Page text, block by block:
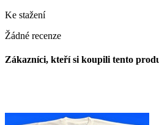
Ke stažení
Žádné recenze
Zákazníci, kteří si koupili tento